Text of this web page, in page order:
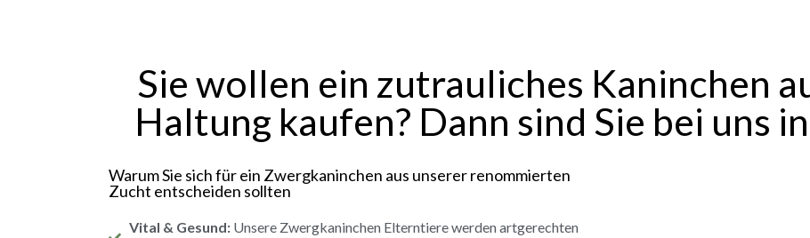
Sie wollen ein zutrauliches Kaninchen
Haltung kaufen? Dann sind Sie bei uns
Warum Sie sich für ein Zwergkaninchen aus unserer renommierten
Zucht entscheiden sollten
Vital & Gesund:Unsere Zwergkaninchen Elterntiere werden artgerechten